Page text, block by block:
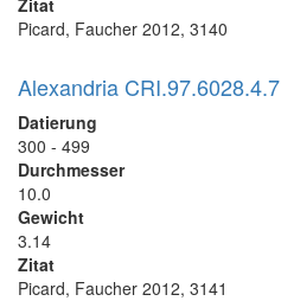
Zitat
Picard, Faucher 2012, 3140
Alexandria CRI.97.6028.4.7
Datierung
300 - 499
Durchmesser
10.0
Gewicht
3.14
Zitat
Picard, Faucher 2012, 3141